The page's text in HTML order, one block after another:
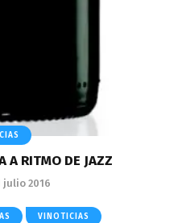
A RITMO DE JAZZ
julio 2016
VINOTICIAS